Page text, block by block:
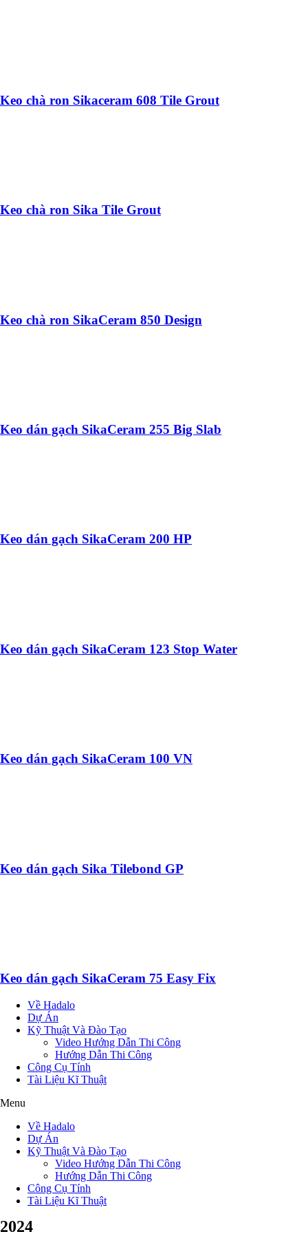
Keo chà ron Sikaceram 608 Tile Grout
Keo chà ron Sika Tile Grout
Keo chà ron SikaCeram 850 Design
Keo dán gạch SikaCeram 255 Big Slab
Keo dán gạch SikaCeram 200 HP
Keo dán gạch SikaCeram 123 Stop Water
Keo dán gạch SikaCeram 100 VN
Keo dán gạch Sika Tilebond GP
Keo dán gạch SikaCeram 75 Easy Fix
Về Hadalo
Dự Án
Kỹ Thuật Và Đào Tạo
Video Hướng Dẫn Thi Công
Hướng Dẫn Thi Công
Công Cụ Tính
Tài Liệu Kĩ Thuật
Menu
Về Hadalo
Dự Án
Kỹ Thuật Và Đào Tạo
Video Hướng Dẫn Thi Công
Hướng Dẫn Thi Công
Công Cụ Tính
Tài Liệu Kĩ Thuật
2024